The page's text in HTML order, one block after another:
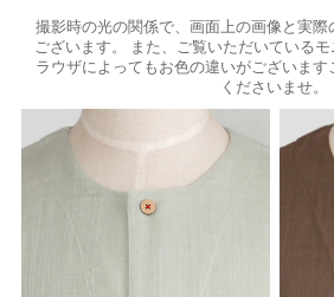
撮影時の光の関係で、画面上の画像と実
ございます。 また、ご覧いただいている
ラウザによってもお色の違いがございま
くださいませ。